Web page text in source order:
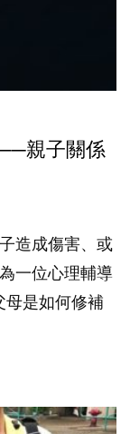
親子關係
造成傷害、或
一位心理輔導
是如何修補